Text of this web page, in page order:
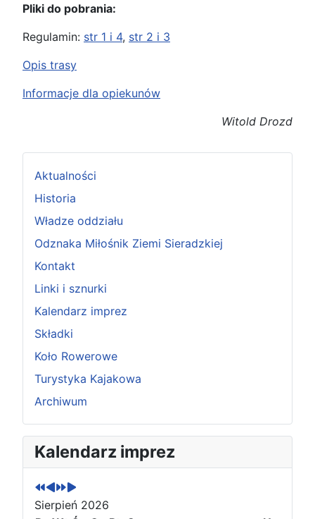
Aktualności
Historia
Władze oddziału
Odznaka Miłośnik Ziemi Sieradzkiej
Kontakt
Linki i sznurki
Kalendarz imprez
Składki
Koło Rowerowe
Turystyka Kajakowa
Archiwum
Kalendarz imprez
P
o
p
r
z
P
o
p
r
z
N
a
s
t
ę
N
a
s
t
ę
Sierpień 2026
Pliki do pobrania:
Regulamin: str 1 i 4, str 2 i 3
Opis trasy
Informacje dla opiekunów
Witold Drozd